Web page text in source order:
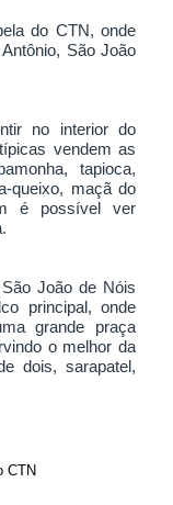
do CTN, onde
São João
no interior do
vendem as
tapioca,
queixo, maçã do
é possível ver
João de Nóis
principal, onde
grande praça
o melhor da
dois, sarapatel,
CTN